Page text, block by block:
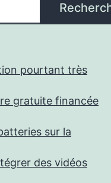
pourtant très
gratuite financée
sur la
des vidéos